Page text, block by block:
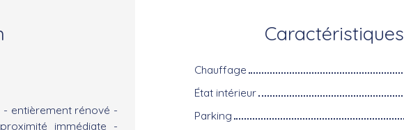
- entièrement rénové -
immédiate -
Caractéristiques
Chauffage
État intérieur
Parking